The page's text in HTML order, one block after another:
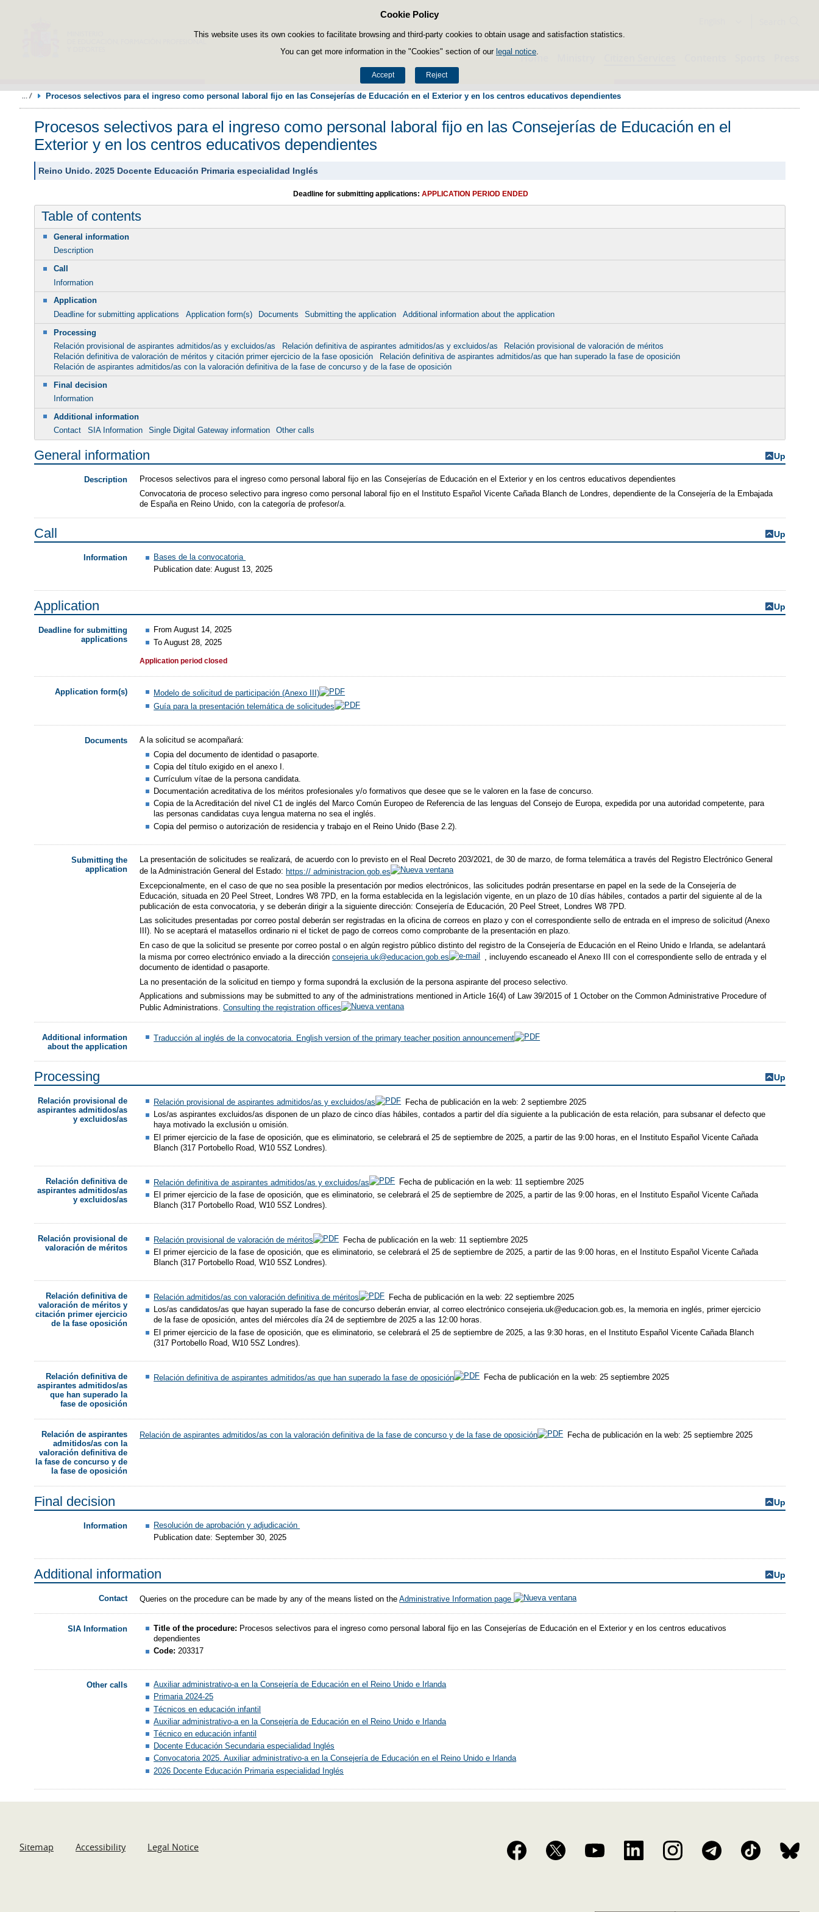
Cookie Policy
This website uses its own cookies to facilitate browsing and third-party cookies to obtain usage and satisfaction statistics.
You can get more information in the "Cookies" section of our legal notice
Accept Reject
Skip to content
Home
Procesos selectivos para el ingreso como personal laboral fijo en las Consejerías de Educación en el Exterior y en los centros educativos dependientes
Procesos selectivos para el ingreso como personal laboral fijo en las Consejerías de Educación en el
Exterior y en los centros educativos dependientes
Reino Unido. 2025 Docente Educación Primaria especialidad Inglés
Deadline for submitting applications: APPLICATION PERIOD ENDED
Table of contents
General information
Description
Call
Information
Application
Deadline for submitting applications
Application form(s) Documents Submitting the application
Additional information about the application
Processing
Relación provisional de aspirantes admitidos/as y excluidos/as
Relación definitiva de aspirantes admitidos/as y excluidos/as
Relación provisional de valoración de méritos
Relación definitiva de valoración de méritos y citación primer ejercicio de la fase oposición
Relación definitiva de aspirantes admitidos/as que han superado la fase de oposición
Relación de aspirantes admitidos/as con la valoración definitiva de la fase de concurso y de la fase de oposición
Final decision
Information
Additional information
Contact
SIA Information Single Digital Gateway information Other calls
General information Up
Description
Procesos selectivos para el ingreso como personal laboral fijo en las Consejerías de Educación en el Exterior y en los centros educativos dependientes
Convocatoria de proceso selectivo para ingreso como personal laboral fijo en el Instituto Español Vicente Cañada Blanch de Londres, dependiente de la Consejería de la Embajada
de España en Reino Unido, con la categoría de profesor/a.
Call Up
Information
Bases de la convocatoria
Publication date: August 13, 2025
Application Up
Deadline for submitting
applications
From August 14, 2025
To August 28, 2025
Application period closed
Application form(s)
Modelo de solicitud de participación (Anexo III)
Guía para la presentación telemática de solicitudes
Documents
A la solicitud se acompañará:
Copia del documento de identidad o pasaporte.
Copia del título exigido en el anexo I.
Currículum vítae de la persona candidata.
Documentación acreditativa de los méritos profesionales y/o formativos que desee que se le valoren en la fase de concurso.
Copia de la Acreditación del nivel C1 de inglés del Marco Común Europeo de Referencia de las lenguas del Consejo de Europa, expedida por una autoridad competente, para
las personas candidatas cuya lengua materna no sea el inglés.
Copia del permiso o autorización de residencia y trabajo en el Reino Unido (Base 2.2).
Submitting the
application
La presentación de solicitudes se realizará, de acuerdo con lo previsto en el Real Decreto 203/2021, de 30 de marzo, de forma telemática a través del Registro Electrónico General
de la Administración General del Estado:https:// administracion.gob.es
Excepcionalmente, en el caso de que no sea posible la presentación por medios electrónicos, las solicitudes podrán presentarse en papel en la sede de la Consejería de
Educación, situada en 20 Peel Street, Londres W8 7PD, en la forma establecida en la legislación vigente, en un plazo de 10 días hábiles, contados a partir del siguiente al de la
publicación de esta convocatoria, y se deberán dirigir a la siguiente dirección: Consejería de Educación, 20 Peel Street, Londres W8 7PD.
Las solicitudes presentadas por correo postal deberán ser registradas en la oficina de correos en plazo y con el correspondiente sello de entrada en el impreso de solicitud (Anexo
III). No se aceptará el matasellos ordinario ni el ticket de pago de correos como comprobante de la presentación en plazo.
En caso de que la solicitud se presente por correo postal o en algún registro público distinto del registro de la Consejería de Educación en el Reino Unido e Irlanda, se adelantará
la misma por correo electrónico enviado a la direcciónconsejeria.uk@educacion.gob.es
, incluyendo escaneado el Anexo III con el correspondiente sello de entrada y el
documento de identidad o pasaporte.
La no presentación de la solicitud en tiempo y forma supondrá la exclusión de la persona aspirante del proceso selectivo.
Applications and submissions may be submitted to any of the administrations mentioned in Article 16(4) of Law 39/2015 of 1 October on the Common Administrative Procedure of
Public Administrations.Consulting the registration offices
Additional information
about the application
Traducción al inglés de la convocatoria. English version of the primary teacher position announcement
Processing Up
Relación provisional de
aspirantes admitidos/as
y excluidos/as
Relación provisional de aspirantes admitidos/as y excluidos/as
Fecha de publicación en la web: 2 septiembre 2025
Los/as aspirantes excluidos/as disponen de un plazo de cinco días hábiles, contados a partir del día siguiente a la publicación de esta relación, para subsanar el defecto que
haya motivado la exclusión u omisión.
El primer ejercicio de la fase de oposición, que es eliminatorio, se celebrará el 25 de septiembre de 2025, a partir de las 9:00 horas, en el Instituto Español Vicente Cañada
Blanch (317 Portobello Road, W10 5SZ Londres).
Relación definitiva de
aspirantes admitidos/as
y excluidos/as
Relación definitiva de aspirantes admitidos/as y excluidos/as
Fecha de publicación en la web: 11 septiembre 2025
El primer ejercicio de la fase de oposición, que es eliminatorio, se celebrará el 25 de septiembre de 2025, a partir de las 9:00 horas, en el Instituto Español Vicente Cañada
Blanch (317 Portobello Road, W10 5SZ Londres).
Relación provisional de
valoración de méritos
Relación provisional de valoración de méritos
Fecha de publicación en la web: 11 septiembre 2025
El primer ejercicio de la fase de oposición, que es eliminatorio, se celebrará el 25 de septiembre de 2025, a partir de las 9:00 horas, en el Instituto Español Vicente Cañada
Blanch (317 Portobello Road, W10 5SZ Londres).
Relación definitiva de
valoración de méritos y
citación primer ejercicio
de la fase oposición
Relación admitidos/as con valoración definitiva de méritos
Fecha de publicación en la web: 22 septiembre 2025
Los/as candidatos/as que hayan superado la fase de concurso deberán enviar, al correo electrónico consejeria.uk@educacion.gob.es, la memoria en inglés, primer ejercicio
de la fase de oposición, antes del miércoles día 24 de septiembre de 2025 a las 12:00 horas.
El primer ejercicio de la fase de oposición, que es eliminatorio, se celebrará el 25 de septiembre de 2025, a las 9:30 horas, en el Instituto Español Vicente Cañada Blanch
(317 Portobello Road, W10 5SZ Londres).
Relación definitiva de
aspirantes admitidos/as
que han superado la
fase de oposición
Relación definitiva de aspirantes admitidos/as que han superado la fase de oposición Fecha de publicación en la web: 25 septiembre 2025
Relación de aspirantes
admitidos/as con la
valoración definitiva de
la fase de concurso y de
la fase de oposición
Relación de aspirantes admitidos/as con la valoración definitiva de la fase de concurso y de la fase de oposición Fecha de publicación en la web: 25 septiembre 2025
Final decision Up
Information
Resolución de aprobación y adjudicación
Publication date: September 30, 2025
Additional information Up
Contact Queries on the procedure can be made by any of the means listed on theAdministrative Information page
SIA Information Title of the procedure: Procesos selectivos para el ingreso como personal laboral fijo en las Consejerías de Educación en el Exterior y en los centros educativos
dependientes
Code:203317
Other calls
Auxiliar administrativo-a en la Consejería de Educación en el Reino Unido e Irlanda
Primaria 2024-25
Técnicos en educación infantil
Auxiliar administrativo-a en la Consejería de Educación en el Reino Unido e Irlanda
Técnico en educación infantil
Docente Educación Secundaria especialidad Inglés
Convocatoria 2025. Auxiliar administrativo-a en la Consejería de Educación en el Reino Unido e Irlanda
2026 Docente Educación Primaria especialidad Inglés
Sitemap Accessibility Legal Notice